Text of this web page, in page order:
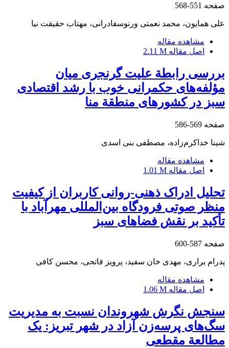
صفحه 551-568
علی همایون، محمد نعمتی ورنوسفادرانی، مهتاب حقیقت نیا
مشاهده مقاله
اصل مقاله 2.11 M
بررسی رابطة علیت گرنجری میان
مؤلفه‌های حکمرانی خوب با رشد اقتصادی
سبز در کشورهای منطقة منا
صفحه 569-586
شینا خداکرم‌زاده، مصطفی بنی اسدی
مشاهده مقاله
اصل مقاله 1.01 M
تحلیل ادراک ذهنی-روانی کاربران از کیفیت
منظر صوتی فرودگاه بین‌المللی مهرآباد با
تأکید بر نقش فضاهای سبز
صفحه 587-600
پدرام براری، مهدی خان سفید، پرویز فاتحی، محسن کافی
مشاهده مقاله
اصل مقاله 1.06 M
سنجش نگرش شهروندان نسبت به مدیریت
سگ‌های پرسه‌زن آزاد در شهر تبریز: یک
مطالعة مقطعی